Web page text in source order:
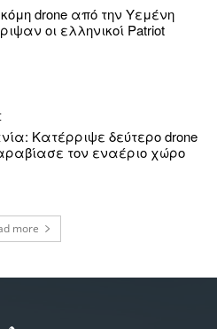
drone από την Υεμένη
οι ελληνικοί Patriot
Κατέρριψε δεύτερο drone
τον εναέριο χώρο
more